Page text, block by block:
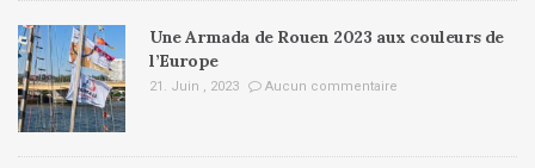
Une Armada de Rouen 2023 aux couleurs de
l’Europe
21. Juin , 2023 Aucun commentaire